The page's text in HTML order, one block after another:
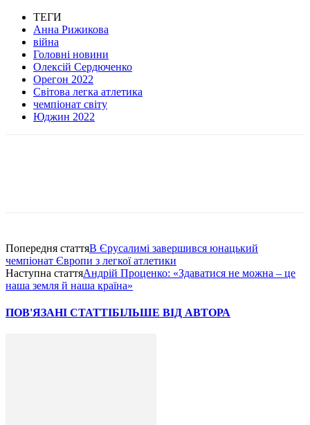
ТЕГИ
Анна Рижикова
війна
Головні новини
Олексій Сердюченко
Орегон 2022
Світова легка атлетика
чемпіонат світу
Юджин 2022
Попередня статтяВ Єрусалимі завершився юнацький
чемпіонат Європи з легкої атлетики
Наступна статтяАндрій Проценко: «Здаватися не можна – це
наша земля й наша країна»
ПОВ'ЯЗАНІ СТАТТІБІЛЬШЕ ВІД АВТОРА